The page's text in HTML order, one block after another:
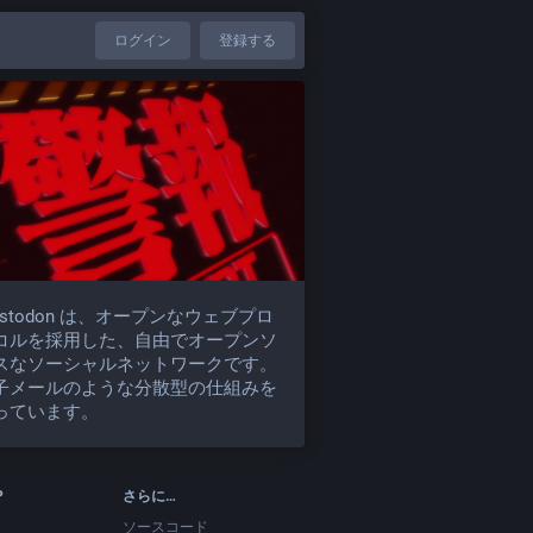
ログイン 登録する
は、オープンなウェブプロ
ルを採用した、自由でオープンソ
なソーシャルネットワークです。
メールのような分散型の仕組みを
ています。
さらに…
ソースコード